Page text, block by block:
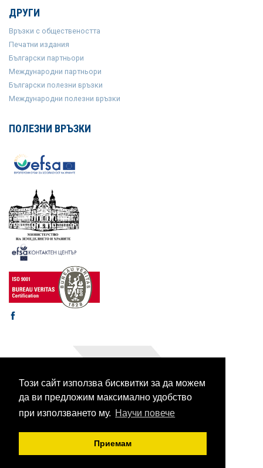
Този сайт използва бисквитки за да можем
да ви предложим максимално удобство
при използването му. Научи повече
Приемам
ДРУГИ
Връзки с обществеността
Печатни издания
Български партньори
Международни партньори
Български полезни връзки
Международни полезни връзки
ПОЛЕЗНИ ВРЪЗКИ
© 2003-2026 CORHV
Всички права запазени.